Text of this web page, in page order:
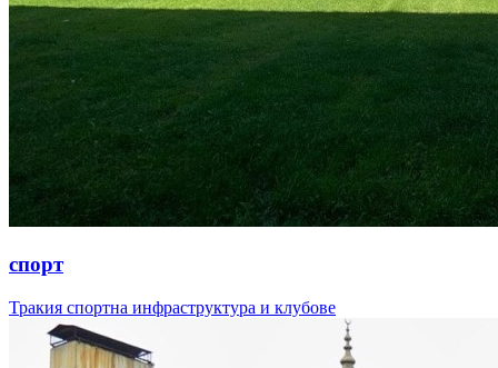
спорт
Тракия спортна инфраструктура и клубове